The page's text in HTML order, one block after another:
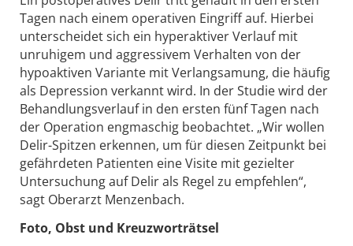
Tagen nach einem operativen Eingriff auf. Hierbei
unterscheidet sich ein hyperaktiver Verlauf mit
unruhigem und aggressivem Verhalten von der
hypoaktiven Variante mit Verlangsamung, die häufig
als Depression verkannt wird. In der Studie wird der
Behandlungsverlauf in den ersten fünf Tagen nach
der Operation engmaschig beobachtet. „Wir wollen
Delir-Spitzen erkennen, um für diesen Zeitpunkt bei
gefährdeten Patienten eine Visite mit gezielter
Untersuchung auf Delir als Regel zu empfehlen“,
sagt Oberarzt Menzenbach.
Foto, Obst und Kreuzworträtsel